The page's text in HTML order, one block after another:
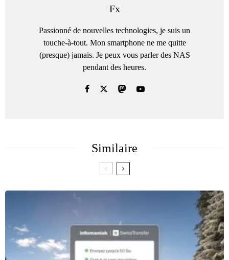
Fx
Passionné de nouvelles technologies, je suis un
touche-à-tout. Mon smartphone ne me quitte
(presque) jamais. Je peux vous parler des NAS
pendant des heures.
Similaire